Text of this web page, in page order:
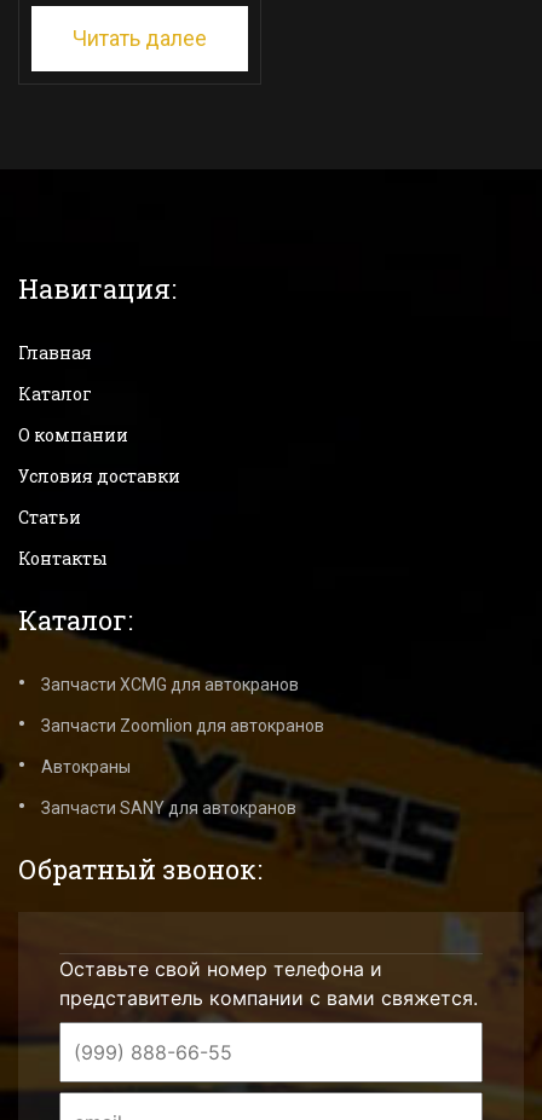
Читать далее
Навигация:
Главная
Каталог
О компании
Условия доставки
Статьи
Контакты
Каталог:
Запчасти XCMG для автокранов
Запчасти Zoomlion для автокранов
Автокраны
Запчасти SANY для автокранов
Обратный звонок:
Оставьте свой номер телефона и
представитель компании с вами свяжется.